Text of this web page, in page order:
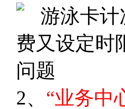
2、 “业务中